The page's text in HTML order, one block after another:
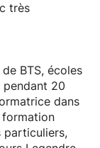
très
BTS, écoles
pendant 20
dans
formation
particuliers,